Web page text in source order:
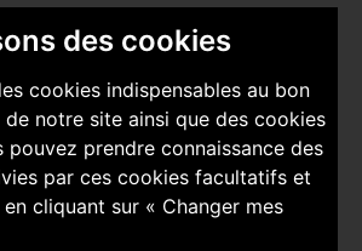
des cookies
cookies indispensables au bon
notre site ainsi que des cookies
pouvez prendre connaissance des
par ces cookies facultatifs et
cliquant sur « Changer mes
/ 14:00-19:00
/ 14:00-19:00
/ 14:00-19:00
/ 14:00-19:00
/ 14:00-19:00